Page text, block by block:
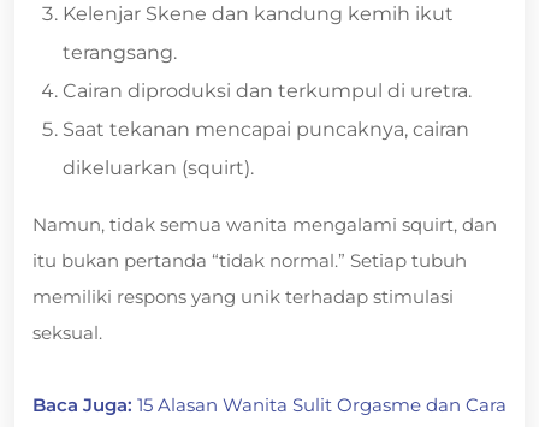
Kelenjar Skene dan kandung kemih ikut
terangsang.
Cairan diproduksi dan terkumpul di uretra.
Saat tekanan mencapai puncaknya, cairan
dikeluarkan (squirt).
Namun, tidak semua wanita mengalami squirt, dan
itu bukan pertanda “tidak normal.” Setiap tubuh
memiliki respons yang unik terhadap stimulasi
seksual.
Baca Juga: 15 Alasan Wanita Sulit Orgasme dan Cara